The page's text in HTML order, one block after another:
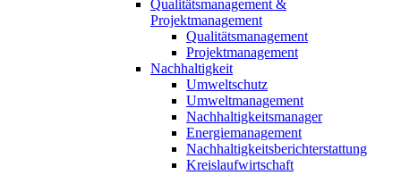
Qualitätsmanagement &
Projektmanagement
Qualitätsmanagement
Projektmanagement
Nachhaltigkeit
Umweltschutz
Umweltmanagement
Nachhaltigkeitsmanager
Energiemanagement
Nachhaltigkeitsberichterstattung
Kreislaufwirtschaft